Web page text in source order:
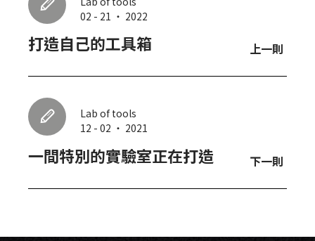
02 - 21 ‧ 2022
打造自己的工具箱 上一則
Lab of tools
12 - 02 ‧ 2021
一間特別的實驗室正在打造 下一則